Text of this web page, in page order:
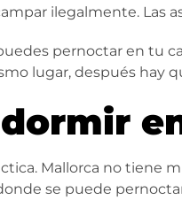
ilegalmente. Las
pernoctar en tu
lugar, después hay
Mallorca no tiene
se puede